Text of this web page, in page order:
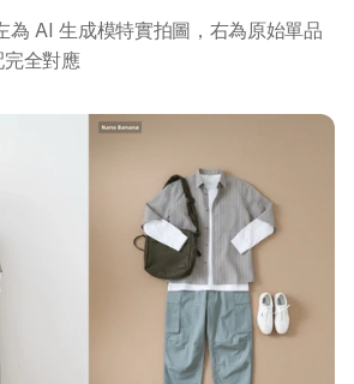
為 AI 生成模特實拍圖，右為原始單品
全對應